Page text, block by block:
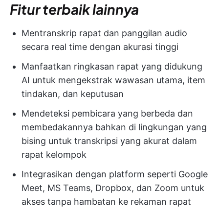
Fitur terbaik lainnya
Mentranskrip rapat dan panggilan audio
secara real time dengan akurasi tinggi
Manfaatkan ringkasan rapat yang didukung
AI untuk mengekstrak wawasan utama, item
tindakan, dan keputusan
Mendeteksi pembicara yang berbeda dan
membedakannya bahkan di lingkungan yang
bising untuk transkripsi yang akurat dalam
rapat kelompok
Integrasikan dengan platform seperti Google
Meet, MS Teams, Dropbox, dan Zoom untuk
akses tanpa hambatan ke rekaman rapat